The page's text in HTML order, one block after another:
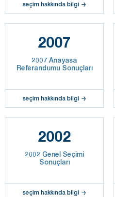
seçim hakkında bilgi
2007
2007 Anayasa
Referandumu Sonuçları
seçim hakkında bilgi
2002
2002 Genel Seçimi
Sonuçları
seçim hakkında bilgi